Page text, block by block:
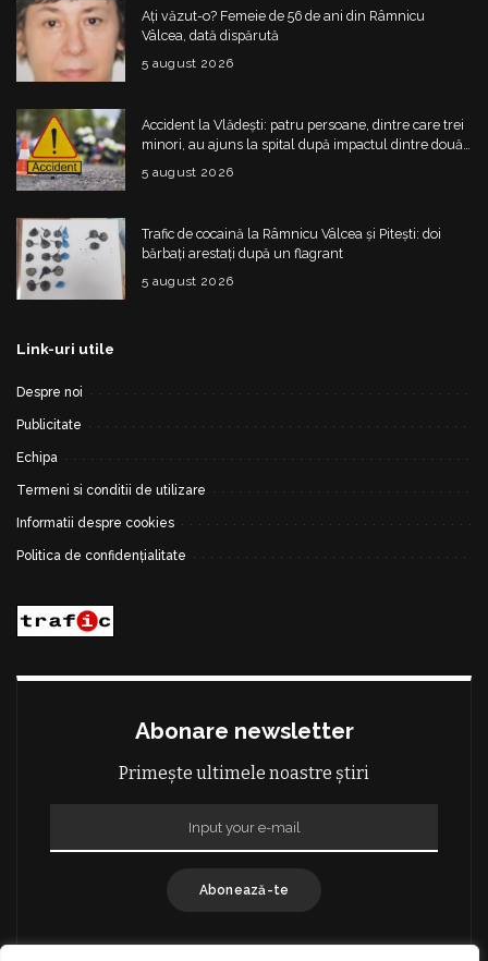
Ați văzut-o? Femeie de 56 de ani din Râmnicu
Vâlcea, dată dispărută
5 august 2026
Accident la Vlădești: patru persoane, dintre care trei
minori, au ajuns la spital după impactul dintre două
5 august 2026
Trafic de cocaină la Râmnicu Vâlcea și Pitești: doi
bărbați arestați după un flagrant
5 august 2026
Link-uri utile
Despre noi
Publicitate
Echipa
Termeni si conditii de utilizare
Informatii despre cookies
Politica de confidențialitate
Abonare newsletter
Primește ultimele noastre știri
Abonează-te